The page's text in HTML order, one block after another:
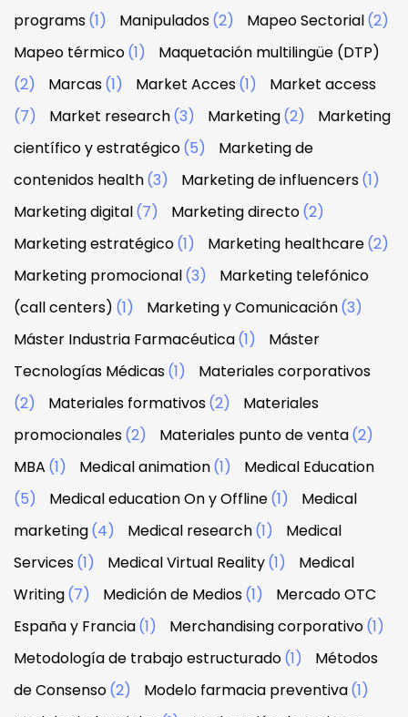
programs(1) Manipulados(2) Mapeo Sectorial(2)
Mapeo térmico(1)
Maquetación multilingüe (DTP)
(2)
Marcas(1) Market Acces(1)
Market access
(7)
Market research(3) Marketing(2)
Marketing
científico y estratégico(5)
Marketing de
contenidos health(3) Marketing de influencers(1)
Marketing digital(7) Marketing directo(2)
Marketing estratégico(1) Marketing healthcare(2)
Marketing promocional(3)
Marketing telefónico
(call centers) (1) Marketing y Comunicación(3)
Máster Industria Farmacéutica(1)
Máster
Tecnologías Médicas(1)
Materiales corporativos
(2)
Materiales formativos(2)
Materiales
promocionales(2) Materiales punto de venta(2)
MBA (1) Medical animation(1)
Medical Education
(5)
Medical education On y Offline(1)
Medical
marketing(4) Medical research(1)
Medical
Services(1) Medical Virtual Reality(1)
Medical
Writing(7) Medición de Medios(1)
Mercado OTC
España y Francia(1) Merchandising corporativo(1)
Metodología de trabajo estructurado(1)
Métodos
de Consenso(2) Modelo farmacia preventiva(1)